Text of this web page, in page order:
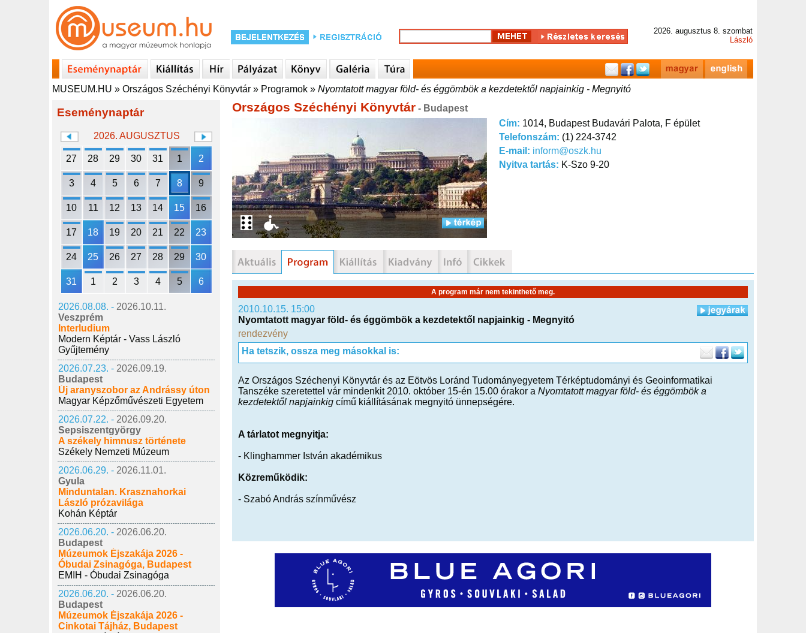
2026. augusztus 8. szombat
László
MUSEUM.HU » Országos Széchényi Könyvtár » Programok » Nyomtatott magyar föld- és éggömbök a kezdetektől napjainkig - Megnyitó
Eseménynaptár
2026. AUGUSZTUS
27 28 29 30 31 1 2
3 4 5 6 7 8 9
10 11 12 13 14 15 16
17 18 19 20 21 22 23
24 25 26 27 28 29 30
31 1 2 3 4 5 6
2026.08.08. - 2026.10.11.
Veszprém
Interludium
Modern Képtár - Vass László
Gyűjtemény
2026.07.23. - 2026.09.19.
Budapest
Új aranyszobor az Andrássy úton
Magyar Képzőművészeti Egyetem
2026.07.22. - 2026.09.20.
Sepsiszentgyörgy
A székely himnusz története
Székely Nemzeti Múzeum
2026.06.29. - 2026.11.01.
Gyula
Minduntalan. Krasznahorkai
László prózavilága
Kohán Képtár
2026.06.20. - 2026.06.20.
Budapest
Múzeumok Éjszakája 2026 -
Óbudai Zsinagóga, Budapest
EMIH - Óbudai Zsinagóga
2026.06.20. - 2026.06.20.
Budapest
Múzeumok Éjszakája 2026 -
Cinkotai Tájház, Budapest
Országos Széchényi Könyvtár - Budapest
Cím: 1014, Budapest Budavári Palota, F épület
Telefonszám: (1) 224-3742
E-mail: inform@oszk.hu
Nyitva tartás: K-Szo 9-20
A program már nem tekinthető meg.
2010.10.15. 15:00
Nyomtatott magyar föld- és éggömbök a kezdetektől napjainkig - Megnyitó
rendezvény
Ha tetszik, ossza meg másokkal is:
Az Országos Széchenyi Könyvtár és az Eötvös Loránd Tudományegyetem Térképtudományi és Geoinformatikai
Tanszéke szeretettel vár mindenkit 2010. október 15-én 15.00 órakor a Nyomtatott magyar föld- és éggömbök a
kezdetektől napjainkig című kiállításának megnyitó ünnepségére.
A tárlatot megnyitja:
- Klinghammer István akadémikus
Közreműködik:
- Szabó András színművész